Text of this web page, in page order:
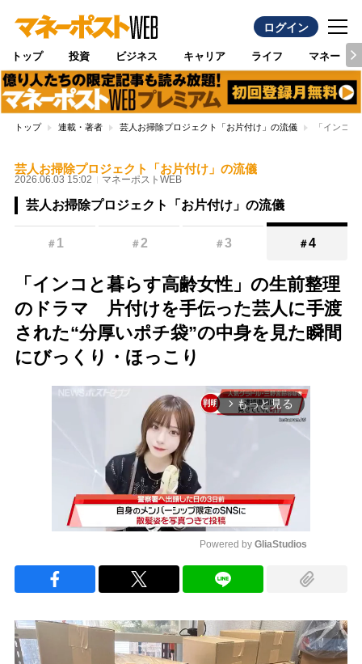
ログイン
トップ 投資 ビジネス キャリア ライフ マネー
トップ 連載・著者 芸人お掃除プロジェクト「お片付け」の流儀 「インコ
芸人お掃除プロジェクト「お片付け」の流儀
2026.06.03 15:02 マネーポストWEB
芸人お掃除プロジェクト「お片付け」の流儀
＃ 1 ＃2 ＃3 ＃4
「インコと暮らす高齢女性」の生前整理
のドラマ 片付けを手伝った芸人に手渡
された“分厚いポチ袋”の中身を見た瞬間
にびっくり・ほっこり
arrow_forward_ios もっと見る
Powered by GliaStudios